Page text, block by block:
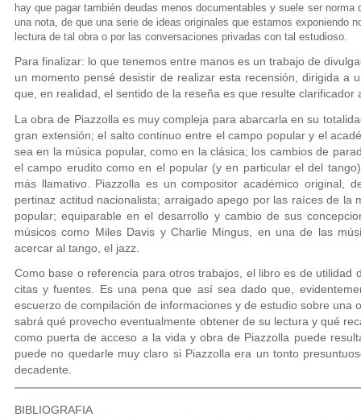
hay que pagar también deudas menos documentables y suele ser
una nota, de que una serie de ideas originales que estamos exponiendo
lectura de tal obra o por las conversaciones privadas con tal estudioso.
Para finalizar: lo que tenemos entre manos es un trabajo de
un momento pensé desistir de realizar esta recensión, dirigida a
que, en realidad, el sentido de la reseña es que resulte
La obra de Piazzolla es muy compleja para abarcarla en su
gran extensión; el salto continuo entre el campo popular y el
sea en la música popular, como en la clásica; los cambios de
el campo erudito como en el popular (y en particular el del
más llamativo. Piazzolla es un compositor académico original,
pertinaz actitud nacionalista; arraigado apego por las raíces de la
popular; equiparable en el desarrollo y cambio de sus
músicos como Miles Davis y Charlie Mingus, en una de las
acercar al tango, el jazz.
Como base o referencia para otros trabajos, el libro es de utilidad
citas y fuentes. Es una pena que así sea dado que,
escuerzo de compilación de informaciones y de estudio sobre una
sabrá qué provecho eventualmente obtener de su lectura y qué
como puerta de acceso a la vida y obra de Piazzolla puede
puede no quedarle muy claro si Piazzolla era un tonto
decadente.
BIBLIOGRAFIA